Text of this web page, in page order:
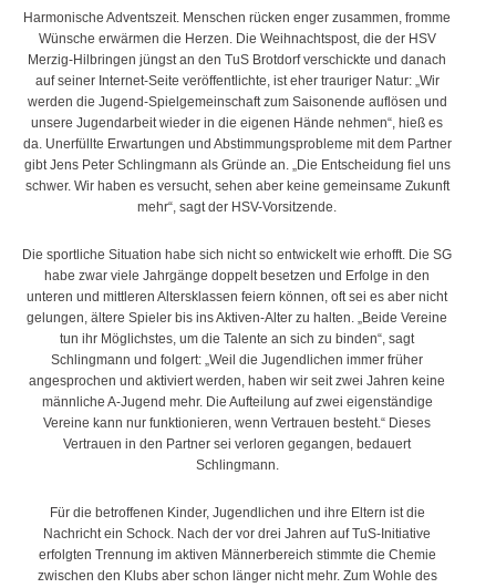
Harmonische Adventszeit. Menschen rücken enger zusammen, fromme
Wünsche erwärmen die Herzen. Die Weihnachtspost, die der HSV
Merzig-Hilbringen jüngst an den TuS Brotdorf verschickte und danach
auf seiner Internet-Seite veröffentlichte, ist eher trauriger Natur: „Wir
werden die Jugend-Spielgemeinschaft zum Saisonende auflösen und
unsere Jugendarbeit wieder in die eigenen Hände nehmen“, hieß es
da. Unerfüllte Erwartungen und Abstimmungsprobleme mit dem Partner
gibt Jens Peter Schlingmann als Gründe an. „Die Entscheidung fiel uns
schwer. Wir haben es versucht, sehen aber keine gemeinsame Zukunft
mehr“, sagt der HSV-Vorsitzende.
Die sportliche Situation habe sich nicht so entwickelt wie erhofft. Die SG
habe zwar viele Jahrgänge doppelt besetzen und Erfolge in den
unteren und mittleren Altersklassen feiern können, oft sei es aber nicht
gelungen, ältere Spieler bis ins Aktiven-Alter zu halten. „Beide Vereine
tun ihr Möglichstes, um die Talente an sich zu binden“, sagt
Schlingmann und folgert: „Weil die Jugendlichen immer früher
angesprochen und aktiviert werden, haben wir seit zwei Jahren keine
männliche A-Jugend mehr. Die Aufteilung auf zwei eigenständige
Vereine kann nur funktionieren, wenn Vertrauen besteht.“ Dieses
Vertrauen in den Partner sei verloren gegangen, bedauert
Schlingmann.
Für die betroffenen Kinder, Jugendlichen und ihre Eltern ist die
Nachricht ein Schock. Nach der vor drei Jahren auf TuS-Initiative
erfolgten Trennung im aktiven Männerbereich stimmte die Chemie
zwischen den Klubs aber schon länger nicht mehr. Zum Wohle des